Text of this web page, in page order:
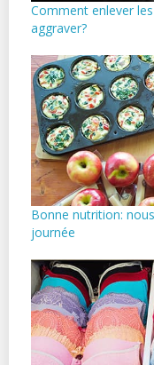
Comment enlever
aggraver?
Bonne nutrition:
journée